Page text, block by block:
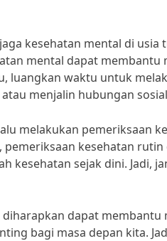
kesehatan mental di usia
mental dapat
luangkan waktu untuk
menjalin hubungan
melakukan pemeriksaan
kesehatan
kesehatan sejak dini. Jadi,
dapat
bagi masa depan kita.